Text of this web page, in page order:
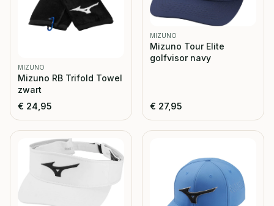
MIZUNO
Mizuno RB Trifold Towel
zwart
€ 24,95
MIZUNO
Mizuno Tour Elite
golfvisor navy
€ 27,95